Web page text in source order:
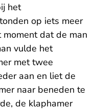
het
op iets meer
dat de man
vulde het
met twee
aan en liet de
naar beneden te
de klaphamer